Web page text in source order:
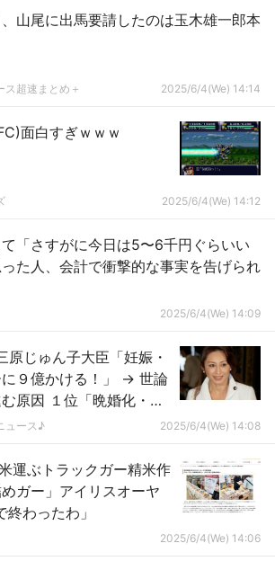
山尾に出馬要請したのは玉木雄一郎本
ス超速まとめ＋ 2025/6/4(We) 14:14
面白すぎｗｗｗ
2025/6/4(We) 14:12
「さすがに今日は5〜6千円ぐらいい
た人、会計で衝撃的な事実を告げられ
2025/6/4(We) 14:09
原じゅん子大臣「妊娠・
９億かける！」 → 世論
原因 １位「晩婚化・未
ｗｗｗｗｗｗｗｗｗｗｗ
ュース♪ 2025/6/4(We) 14:08
運ぶトラックガー精米作
ガー」アイリスオーヤ
わったわ」
2025/6/4(We) 14:06